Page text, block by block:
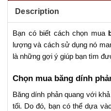
Description
Bạn có biết cách chọn mua
lượng và cách sử dụng nó
là những gợi ý giúp bạn tìm
Chọn mua băng dính
Băng dính phản quang với
tối. Do đó, bạn có thể dựa